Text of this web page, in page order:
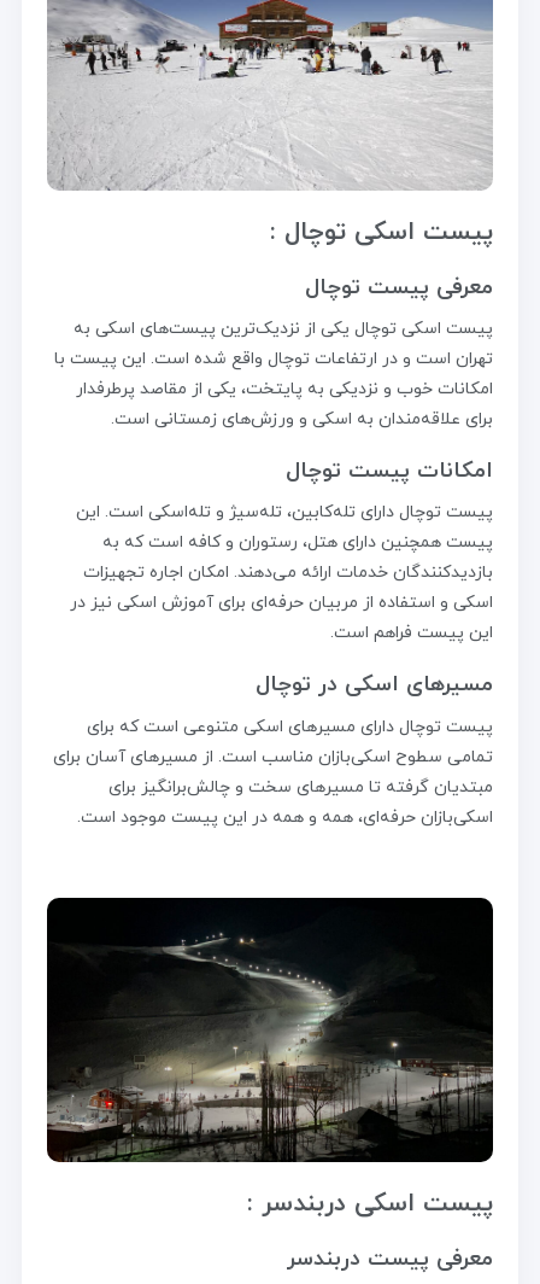
پیست اسکی توچال :
معرفی پیست توچال
پیست اسکی توچال یکی از نزدیک‌ترین پیست‌های اسکی به
تهران است و در ارتفاعات توچال واقع شده است. این پیست با
امکانات خوب و نزدیکی به پایتخت، یکی از مقاصد پرطرفدار
برای علاقه‌مندان به اسکی و ورزش‌های زمستانی است.
امکانات پیست توچال
پیست توچال دارای تله‌کابین، تله‌سیژ و تله‌اسکی است. این
پیست همچنین دارای هتل، رستوران و کافه است که به
بازدیدکنندگان خدمات ارائه می‌دهند. امکان اجاره تجهیزات
اسکی و استفاده از مربیان حرفه‌ای برای آموزش اسکی نیز در
این پیست فراهم است.
مسیرهای اسکی در توچال
پیست توچال دارای مسیرهای اسکی متنوعی است که برای
تمامی سطوح اسکی‌بازان مناسب است. از مسیرهای آسان برای
مبتدیان گرفته تا مسیرهای سخت و چالش‌برانگیز برای
اسکی‌بازان حرفه‌ای، همه و همه در این پیست موجود است.
پیست اسکی دربندسر :
معرفی پیست دربندسر